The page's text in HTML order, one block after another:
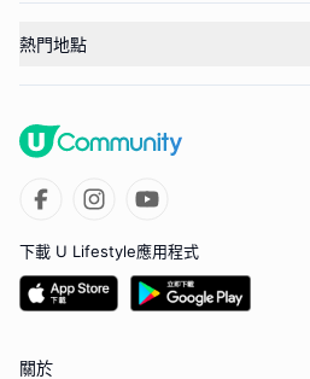
熱門地點
下載 U Lifestyle應用程式
關於